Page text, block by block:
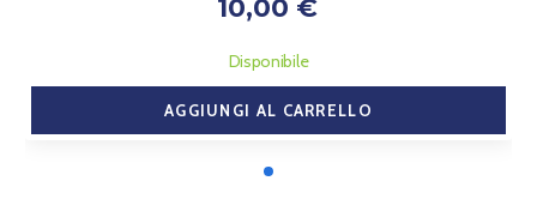
10,00 €
Disponibile
AGGIUNGI AL CARRELLO